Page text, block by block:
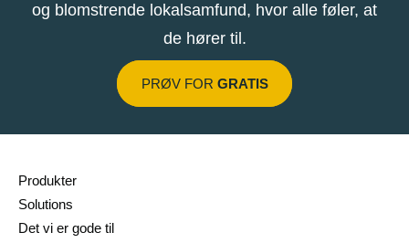
og blomstrende lokalsamfund, hvor alle føler, at
de hører til.
PRØV FOR GRATIS
Produkter
Solutions
Det vi er gode til